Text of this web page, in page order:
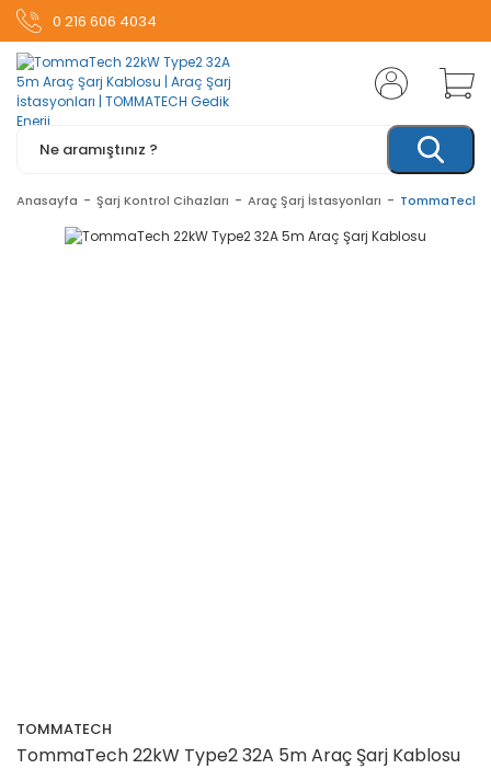
0 216 606 4034
Anasayfa Şarj Kontrol Cihazları Araç Şarj İstasyonları TommaTech
TOMMATECH
TommaTech 22kW Type2 32A 5m Araç Şarj Kablosu